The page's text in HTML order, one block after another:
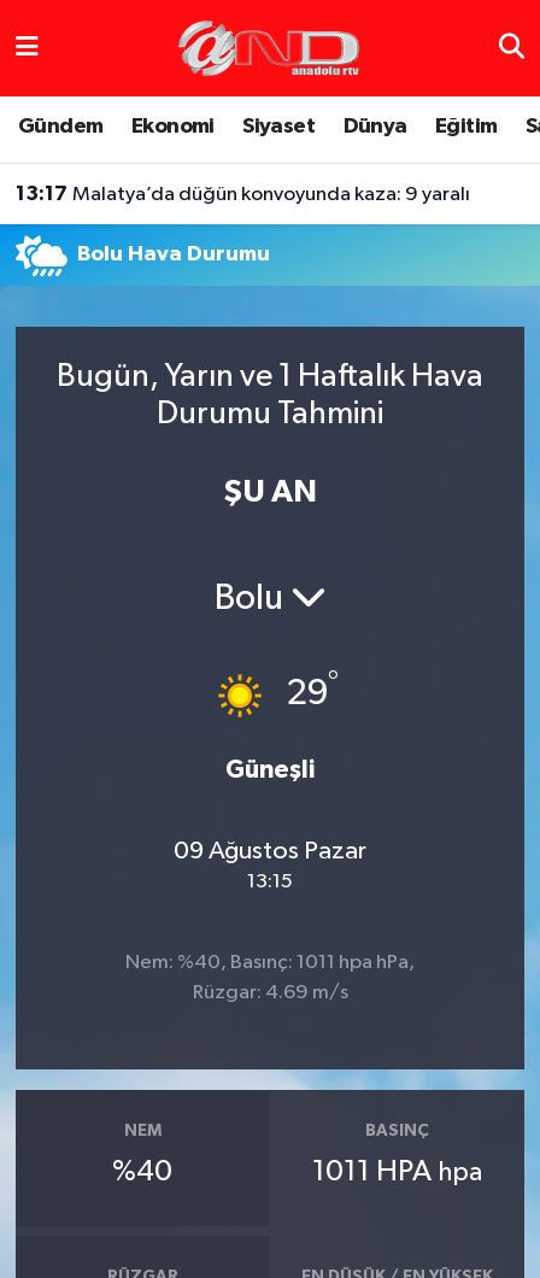
Gündem Ekonomi Siyaset Dünya Eğitim
13:17 Malatya’da düğün konvoyunda kaza: 9 yaralı
Bolu Hava Durumu
Bugün, Yarın ve 1 Haftalık Hava
Durumu Tahmini
ŞU AN
Bolu
29°
Güneşli
09 Ağustos Pazar
13:15
Nem: %40, Basınç: 1011 hpa hPa,
Rüzgar: 4.69 m/s
NEM
%40
BASINÇ
1011 HPA hpa
Gündem
Haber Arşivi